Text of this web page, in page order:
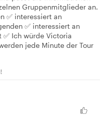
Gruppenmitglieder an.
✅ interessiert an
✅ interessiert an
Ich würde Victoria
jede Minute der Tour